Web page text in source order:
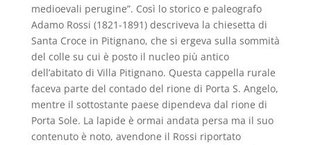
medioevali perugine”. Così lo storico e paleografo
Adamo Rossi (1821-1891) descriveva la chiesetta di
Santa Croce in Pitignano, che si ergeva sulla sommità
del colle su cui è posto il nucleo più antico
dell’abitato di Villa Pitignano. Questa cappella rurale
faceva parte del contado del rione di Porta S. Angelo,
mentre il sottostante paese dipendeva dal rione di
Porta Sole. La lapide è ormai andata persa ma il suo
contenuto è noto, avendone il Rossi riportato